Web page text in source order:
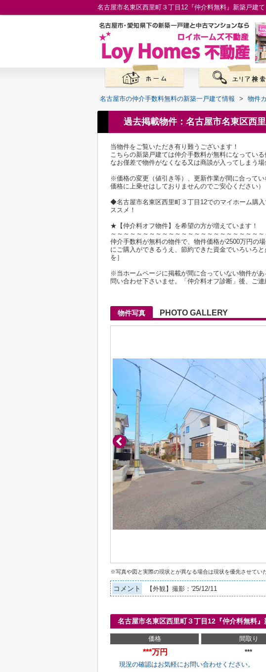
名古屋市の仲介手数料無料の新築一戸建て情報 > 物件
過去掲載物件：名古屋市名東区西
当物件をご覧いただき有り難うございます！
こちらの新築戸建ては仲介手数料が無料になってい
なお僅差で物件がなくなる又は商談が入ってしまう
※価格の変更（値引き等）、更新作業が間に合って
価格に上乗せはしておりませんのでご安心ください）
◆名古屋市名東区西里町３丁目12でのマイホーム購
ススメ！
★【仲介料オフ物件】を希望の方が増えています！
～～～～～～～～～～～～～～～～～～～～～～～～
仲介手数料が無料の物件で、物件価格が2500万円
にご購入ができるうえ、節約できた資金でいろいろ
を］
※当ホームページに掲載が間に合っていない物件が
問い合わせ下さいませ。「仲介料オフ診断」後、ご連
物件写真 PHOTO GALLERY
※写真や図と実際の現状とが異なる場合は現状を優先させてい
コメント 【外観】撮影：'25/12/11
名古屋市名東区西里町３丁目12『仲介料無料
価格 間取り
***万円 ***
現況の確認はお気軽にお問い合わせください。